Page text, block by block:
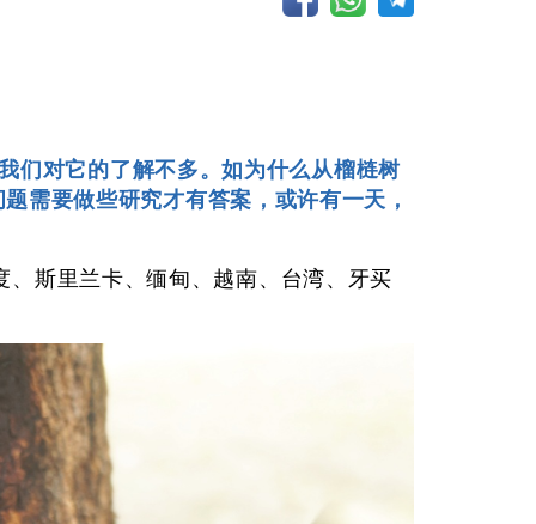
们对它的了解不多。如为什么从榴梿树
需要做些研究才有答案，或许有一天，
斯里兰卡、缅甸、越南、台湾、牙买